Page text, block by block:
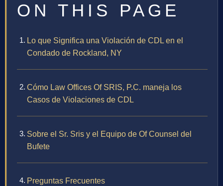
ON THIS PAGE
Lo que Significa una Violación de CDL en el
Condado de Rockland, NY
Cómo Law Offices Of SRIS, P.C. maneja los
Casos de Violaciones de CDL
Sobre el Sr. Sris y el Equipo de Of Counsel del
Bufete
Preguntas Frecuentes